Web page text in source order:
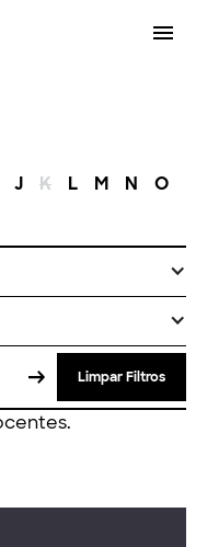
J K L M N O
Limpar Filtros